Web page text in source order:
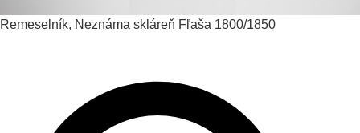
Remeselník, Neznáma skláreň Fľaša 1800/1850